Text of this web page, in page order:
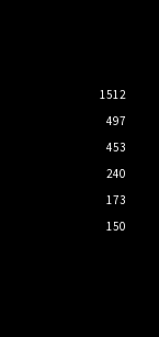
1512
497
453
240
173
150